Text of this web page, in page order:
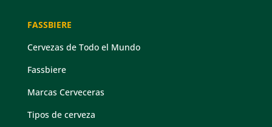
FASSBIERE
Cervezas de Todo el Mundo
Fassbiere
Marcas Cerveceras
Tipos de cerveza